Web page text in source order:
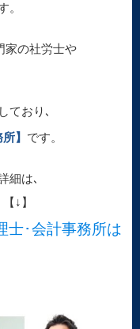
。
家の社労士や
ており､
】 です。
細は､
↓】
士･会計事務所は